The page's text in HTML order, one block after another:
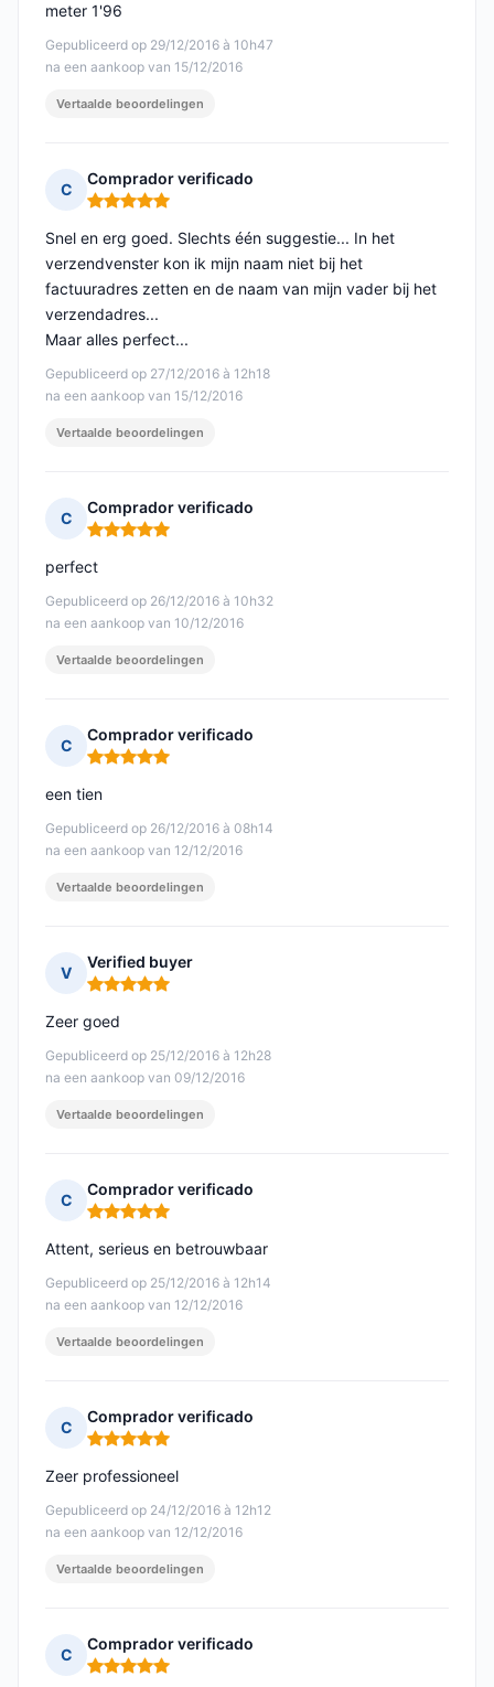
Gepubliceerd op 29/12/2016 à 10h47
na een aankoop van 15/12/2016
meter 1'96
Vertaalde beoordelingen
C
Comprador verificado
Opmerking: 5 van 5
Gepubliceerd op 27/12/2016 à 12h18
na een aankoop van 15/12/2016
Snel en erg goed. Slechts één suggestie... In het
verzendvenster kon ik mijn naam niet bij het
factuuradres zetten en de naam van mijn vader bij het
verzendadres...
Maar alles perfect...
Vertaalde beoordelingen
C
Comprador verificado
Opmerking: 5 van 5
Gepubliceerd op 26/12/2016 à 10h32
na een aankoop van 10/12/2016
perfect
Vertaalde beoordelingen
C
Comprador verificado
Opmerking: 5 van 5
Gepubliceerd op 26/12/2016 à 08h14
na een aankoop van 12/12/2016
een tien
Vertaalde beoordelingen
V
Verified buyer
Opmerking: 5 van 5
Gepubliceerd op 25/12/2016 à 12h28
na een aankoop van 09/12/2016
Zeer goed
Vertaalde beoordelingen
C
Comprador verificado
Opmerking: 5 van 5
Gepubliceerd op 25/12/2016 à 12h14
na een aankoop van 12/12/2016
Attent, serieus en betrouwbaar
Vertaalde beoordelingen
C
Comprador verificado
Opmerking: 5 van 5
Gepubliceerd op 24/12/2016 à 12h12
na een aankoop van 12/12/2016
Zeer professioneel
Vertaalde beoordelingen
C
Comprador verificado
Opmerking: 5 van 5